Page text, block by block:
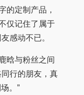
定制产品，
仅记住了属于
感动不已。
晗与粉丝之间
行的朋友，真
。”